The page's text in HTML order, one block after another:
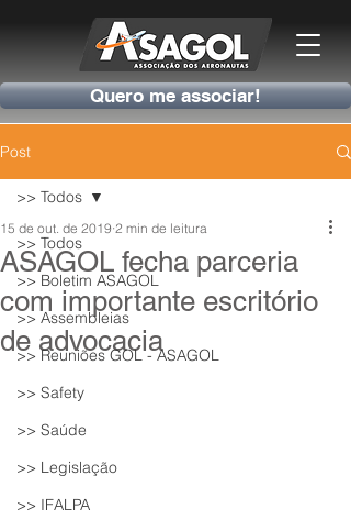
Quero me associar!
Post
>> Todos
>> Boletim ASAGOL
>> Assembleias
>> Reuniões GOL - ASAGOL
>> Safety
>> Saúde
>> Legislação
>> IFALPA
>> Todos
ASAGOL fecha parceria
com importante escritório
de advocacia
15 de out. de 2019 2 min de leitura